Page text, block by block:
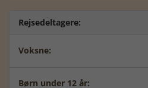
Rejsedeltagere:
Voksne:
Børn under 12 år: